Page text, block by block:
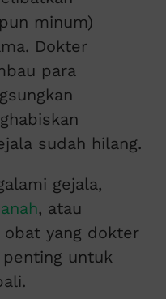
minum)
Dokter
para
sudah hilang.
gejala,
, atau
obat yang dokter
untuk